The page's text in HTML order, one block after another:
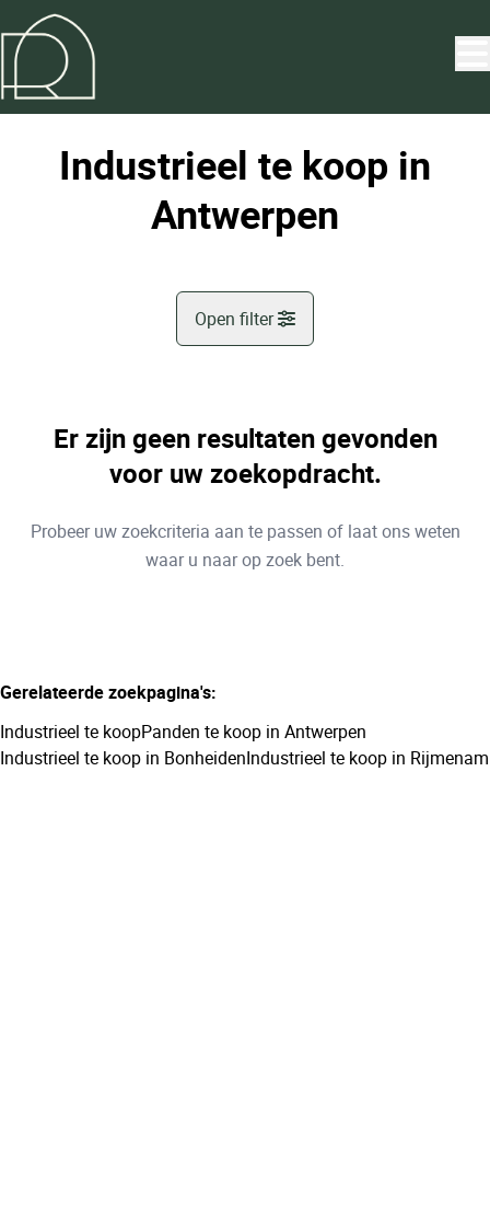
Ga naar hoofdinhoud
Industrieel te koop in
Antwerpen
Open filter
Antwerpen (2060) Remove
Industrieel Remove
Min. budget
Kaartweergave
Sorteer op
Er zijn geen resultaten gevonden
voor uw zoekopdracht.
Probeer uw zoekcriteria aan te passen of laat ons weten
waar u naar op zoek bent.
Gerelateerde zoekpagina's:
Industrieel te koopPanden te koop in Antwerpen
Industrieel te koop in BonheidenIndustrieel te koop in Rijmenam